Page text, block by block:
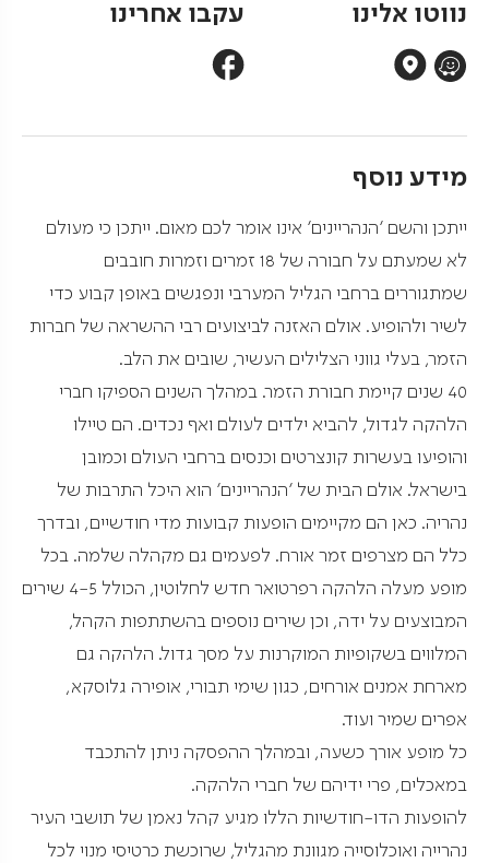
נווטו אלינו עקבו אחרינו
מידע נוסף
ייתכן והשם 'הנהריינים' אינו אומר לכם מאום. ייתכן כי מעולם
לא שמעתם על חבורה של 18 זמרים וזמרות חובבים
שמתגוררים ברחבי הגליל המערבי ונפגשים באופן קבוע כדי
לשיר ולהופיע. אולם האזנה לביצועים רבי ההשראה של חברות
הזמר, בעלי גווני הצלילים העשיר, שובים את הלב.
40 שנים קיימת חבורת הזמר. במהלך השנים הספיקו חברי
הלהקה לגדול, להביא ילדים לעולם ואף נכדים. הם טיילו
והופיעו בעשרות קונצרטים וכנסים ברחבי העולם וכמובן
בישראל. אולם הבית של 'הנהריינים' הוא היכל התרבות של
נהריה. כאן הם מקיימים הופעות קבועות מדי חודשיים, ובדרך
כלל הם מצרפים זמר אורח. לפעמים גם מקהלה שלמה. בכל
מופע מעלה הלהקה רפרטואר חדש לחלוטין, הכולל 4-5 שירים
המבוצעים על ידה, וכן שירים נוספים בהשתתפות הקהל,
המלווים בשקופיות המוקרנות על מסך גדול. הלהקה גם
מארחת אמנים אורחים, כגון שימי תבורי, אופירה גלוסקא,
אפרים שמיר ועוד.
כל מופע אורך כשעה, ובמהלך ההפסקה ניתן להתכבד
במאכלים, פרי ידיהם של חברי הלהקה.
להופעות הדו-חודשיות הללו מגיע קהל נאמן של תושבי העיר
נהרייה ואוכלוסייה מגוונת מהגליל, שרוכשת כרטיסי מנוי לכל